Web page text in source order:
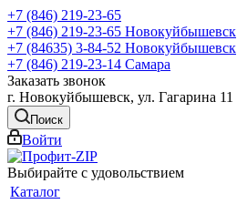
+7 (846) 219-23-65
+7 (846) 219-23-65 Новокуйбышевск
+7 (84635) 3-84-52 Новокуйбышевск
+7 (846) 219-23-14 Самара
Заказать звонок
г. Новокуйбышевск, ул. Гагарина 11
Поиск
Войти
Выбирайте с удовольствием
Каталог